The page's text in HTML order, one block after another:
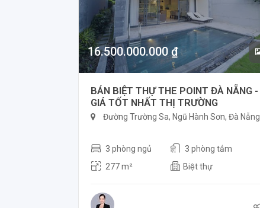
16.500.000.000 ₫
BÁN BIỆT THỰ THE POINT ĐÀ NẴNG -
GIÁ TỐT NHẤT THỊ TRƯỜNG
Đường Trường Sa, Ngũ Hành Sơn, Đà Nẵng
3 phòng ngủ
3 phòng tắm
277 m²
Biệt thự